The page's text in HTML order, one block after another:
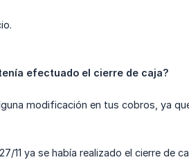
efectuado el cierre de caja?
modificación en tus cobros, ya
11 ya se había realizado el cierre de